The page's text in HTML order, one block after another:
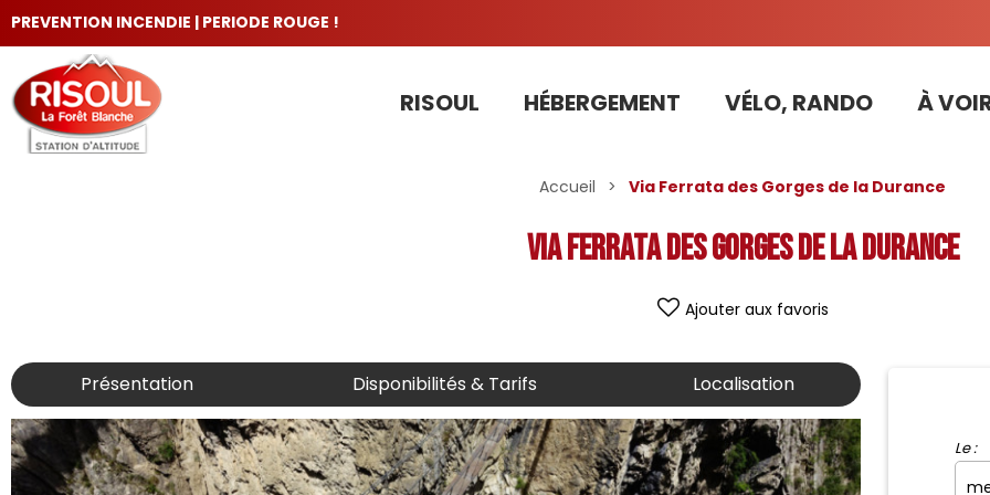
PREVENTION INCENDIE | PERIODE ROUGE !
RISOUL HÉBERGEMENT VÉLO, RANDO À
Accueil > Via Ferrata des Gorges de la Durance
Via Ferrata des Gorges de la Durance
Ajouter aux favoris
Présentation Disponibilités & Tarifs Localisation
Le :